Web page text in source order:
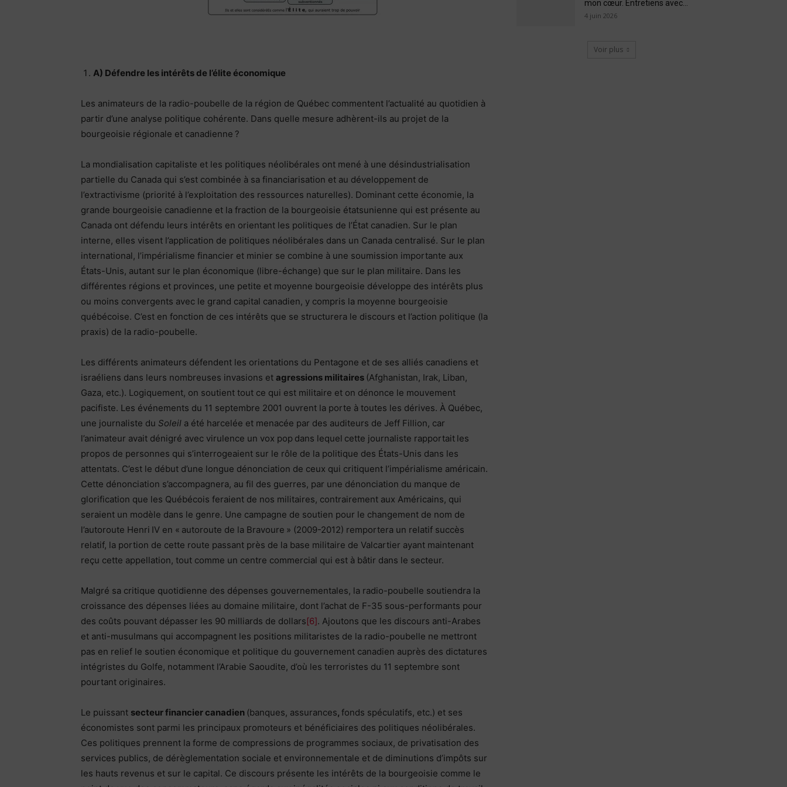
A) Défendre les intérêts de l’élite économique
Les animateurs de la radio-poubelle de la région de Québec commentent l’actualité au quotidien à
partir d’une analyse politique cohérente. Dans quelle mesure adhèrent-ils au projet de la
bourgeoisie régionale et canadienne ?
La mondialisation capitaliste et les politiques néolibérales ont mené à une désindustrialisation
partielle du Canada qui s’est combinée à sa financiarisation et au développement de
l’extractivisme (priorité à l’exploitation des ressources naturelles). Dominant cette économie, la
grande bourgeoisie canadienne et la fraction de la bourgeoisie étatsunienne qui est présente au
Canada ont défendu leurs intérêts en orientant les politiques de l’État canadien. Sur le plan
interne, elles visent l’application de politiques néolibérales dans un Canada centralisé. Sur le plan
international, l’impérialisme financier et minier se combine à une soumission importante aux
États-Unis, autant sur le plan économique (libre-échange) que sur le plan militaire. Dans les
différentes régions et provinces, une petite et moyenne bourgeoisie développe des intérêts plus
ou moins convergents avec le grand capital canadien, y compris la moyenne bourgeoisie
québécoise. C’est en fonction de ces intérêts que se structurera le discours et l’action politique (la
praxis) de la radio-poubelle.
Les différents animateurs défendent les orientations du Pentagone et de ses alliés canadiens et
israéliens dans leurs nombreuses invasions et agressions militaires (Afghanistan, Irak, Liban,
Gaza, etc.). Logiquement, on soutient tout ce qui est militaire et on dénonce le mouvement
pacifiste. Les événements du 11 septembre 2001 ouvrent la porte à toutes les dérives. À Québec,
une journaliste du Soleil a été harcelée et menacée par des auditeurs de Jeff Fillion, car
l’animateur avait dénigré avec virulence un vox pop dans lequel cette journaliste rapportait les
propos de personnes qui s’interrogeaient sur le rôle de la politique des États-Unis dans les
attentats. C’est le début d’une longue dénonciation de ceux qui critiquent l’impérialisme américain.
Cette dénonciation s’accompagnera, au fil des guerres, par une dénonciation du manque de
glorification que les Québécois feraient de nos militaires, contrairement aux Américains, qui
seraient un modèle dans le genre. Une campagne de soutien pour le changement de nom de
l’autoroute Henri IV en « autoroute de la Bravoure » (2009-2012) remportera un relatif succès
relatif, la portion de cette route passant près de la base militaire de Valcartier ayant maintenant
reçu cette appellation, tout comme un centre commercial qui est à bâtir dans le secteur.
Malgré sa critique quotidienne des dépenses gouvernementales, la radio-poubelle soutiendra la
croissance des dépenses liées au domaine militaire, dont l’achat de F-35 sous-performants pour
des coûts pouvant dépasser les 90 milliards de dollars[6]. Ajoutons que les discours anti-Arabes
et anti-musulmans qui accompagnent les positions militaristes de la radio-poubelle ne mettront
pas en relief le soutien économique et politique du gouvernement canadien auprès des dictatures
intégristes du Golfe, notamment l’Arabie Saoudite, d’où les terroristes du 11 septembre sont
pourtant originaires.
Le puissant secteur financier canadien (banques, assurances, fonds spéculatifs, etc.) et ses
économistes sont parmi les principaux promoteurs et bénéficiaires des politiques néolibérales.
Ces politiques prennent la forme de compressions de programmes sociaux, de privatisation des
services publics, de dérèglementation sociale et environnementale et de diminutions d’impôts sur
les hauts revenus et sur le capital. Ce discours présente les intérêts de la bourgeoisie comme le
mon cœur. Entretiens avec...
4 juin 2026
Voir plus